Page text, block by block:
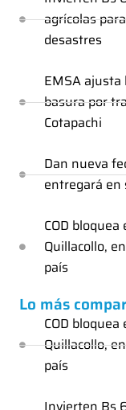
agrícolas
desastres
EMSA ajusta
basura por
Cotapachi
Dan nueva
entregará en
COD
Quillacollo,
país
Lo más
COD
Quillacollo,
país